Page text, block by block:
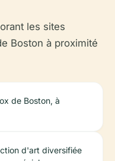
les sites
Boston à proximité
de Boston, à
d'art diversifiée